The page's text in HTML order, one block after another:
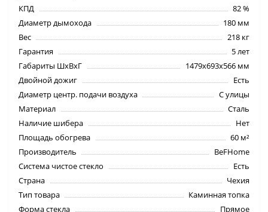
КПД
82 %
Диаметр дымохода
180 мм
Вес
218 кг
Гарантия
5 лет
Габариты ШхВхГ
1479х693х566 мм
Двойной дожиг
Есть
Диаметр центр. подачи воздуха
С улицы
Материал
Сталь
Наличие шибера
Нет
Площадь обогрева
60 м²
Производитель
BeFHome
Система чистое стекло
Есть
Страна
Чехия
Тип товара
Каминная топка
Форма стекла
Прямое